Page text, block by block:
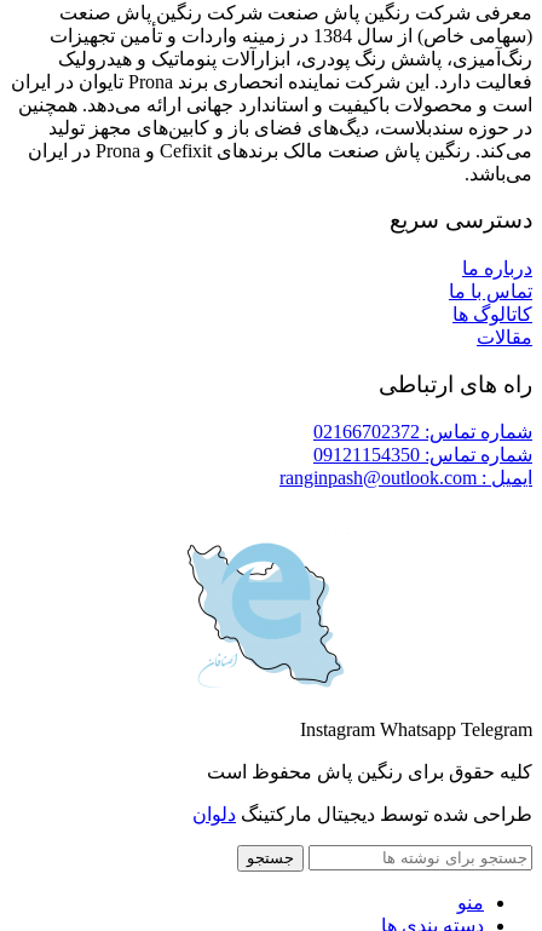
معرفی شرکت رنگین پاش صنعت شرکت رنگین پاش صنعت
(سهامی خاص) از سال 1384 در زمینه واردات و تأمین تجهیزات
رنگ‌آمیزی، پاشش رنگ پودری، ابزارآلات پنوماتیک و هیدرولیک
فعالیت دارد. این شرکت نماینده انحصاری برند Prona تایوان در ایران
است و محصولات باکیفیت و استاندارد جهانی ارائه می‌دهد. همچنین
در حوزه سندبلاست، دیگ‌های فضای باز و کابین‌های مجهز تولید
می‌کند. رنگین پاش صنعت مالک برندهای Cefixit و Prona در ایران
می‌باشد.
دسترسی سریع
درباره ما
تماس با ما
کاتالوگ ها
مقالات
راه های ارتباطی
شماره تماس: 02166702372
شماره تماس: 09121154350
ایمیل : ranginpash@outlook.com
Instagram Whatsapp Telegram
کلیه حقوق برای رنگین پاش محفوظ است
طراحی شده توسط دیجیتال مارکتینگ دلوان
جستجو
منو
دسته بندی ها